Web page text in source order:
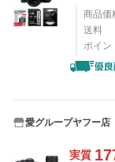
商品価
送料
ポイン
愛グループヤフー店
実質